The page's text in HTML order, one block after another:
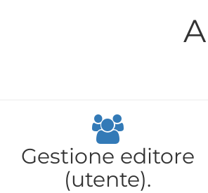
Gestione editore
(utente).